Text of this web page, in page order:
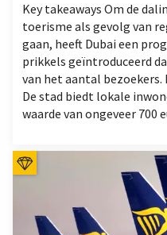
Key takeaways Om de
toerisme als gevolg van
gaan, heeft Dubai een
prikkels geïntroduceerd
van het aantal bezoekers.
De stad biedt lokale
waarde van ongeveer 700